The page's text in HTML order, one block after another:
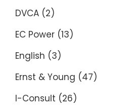
DVCA (2)
EC Power (13)
English (3)
Ernst & Young (47)
I-Consult (26)